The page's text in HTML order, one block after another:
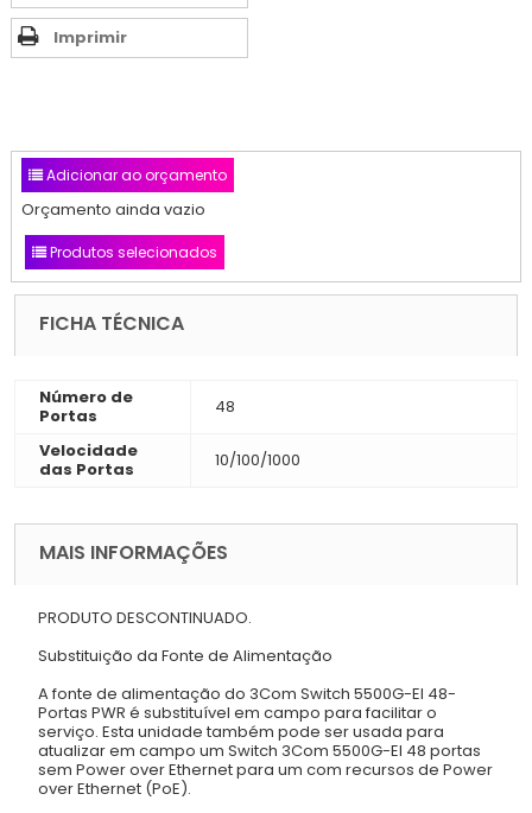
Imprimir
Adicionar ao orçamento
Orçamento ainda vazio
Produtos selecionados
FICHA TÉCNICA
Número de
Portas
48
Velocidade
das Portas
10/100/1000
MAIS INFORMAÇÕES
PRODUTO DESCONTINUADO.
Substituição da Fonte de Alimentação
A fonte de alimentação do 3Com Switch 5500G-EI 48-
Portas PWR é substituível em campo para facilitar o
serviço. Esta unidade também pode ser usada para
atualizar em campo um Switch 3Com 5500G-EI 48 portas
sem Power over Ethernet para um com recursos de Power
over Ethernet (PoE).